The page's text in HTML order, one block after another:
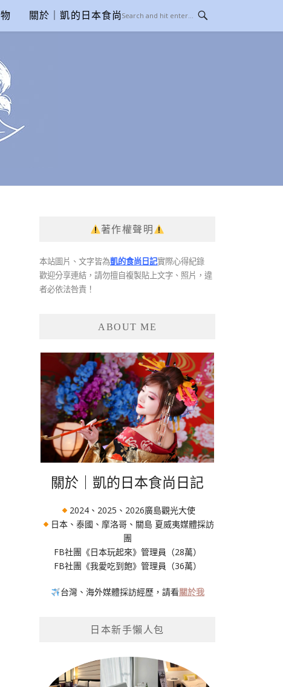
關於｜凱的日本食尚日記
著作權聲明
本站圖片、文字皆為凱的食尚日記實際心得紀錄
歡迎分享連結，請勿擅自複製貼上文字、照片，違
者必依法咎責！
ABOUT ME
關於｜凱的日本食尚日記
2024、2025、2026廣島觀光大使
日本、泰國、摩洛哥、關島 夏威夷媒體採訪
團
FB社團《日本玩起來》管理員（28萬）
FB社團《我愛吃到飽》管理員（36萬）
台灣、海外媒體採訪經歷，請看關於我
日本新手懶人包